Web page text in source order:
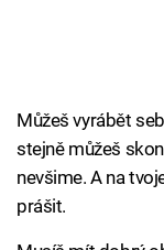
Můžeš vyrábět
stejně můžeš
nevšime. A na
prášit.